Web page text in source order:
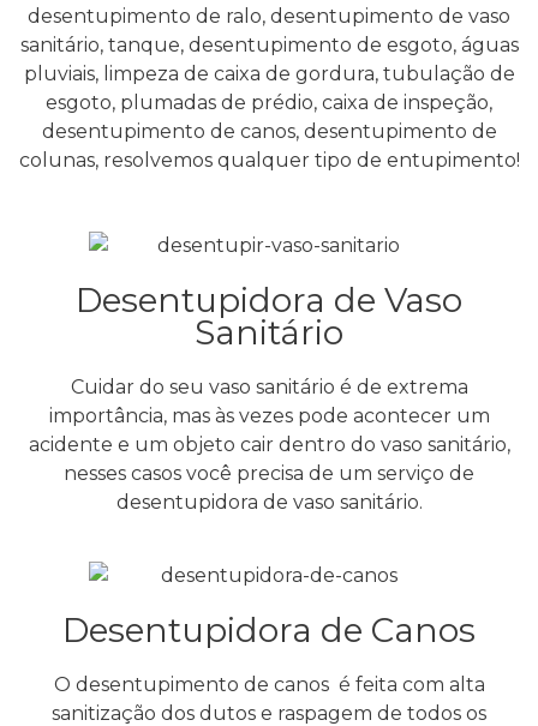
desentupimento de ralo, desentupimento de vaso
sanitário, tanque, desentupimento de esgoto, águas
pluviais, limpeza de caixa de gordura, tubulação de
esgoto, plumadas de prédio, caixa de inspeção,
desentupimento de canos, desentupimento de
colunas, resolvemos qualquer tipo de entupimento!
Desentupidora de Vaso
Sanitário
Cuidar do seu vaso sanitário é de extrema
importância, mas às vezes pode acontecer um
acidente e um objeto cair dentro do vaso sanitário,
nesses casos você precisa de um serviço de
desentupidora de vaso sanitário.
Desentupidora de Canos
O desentupimento de canos é feita com alta
sanitização dos dutos e raspagem de todos os